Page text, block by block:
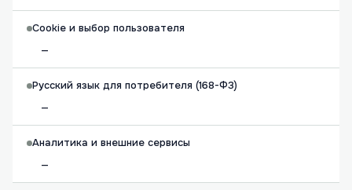
Cookie и выбор пользователя
—
Русский язык для потребителя (168-ФЗ)
—
Аналитика и внешние сервисы
—